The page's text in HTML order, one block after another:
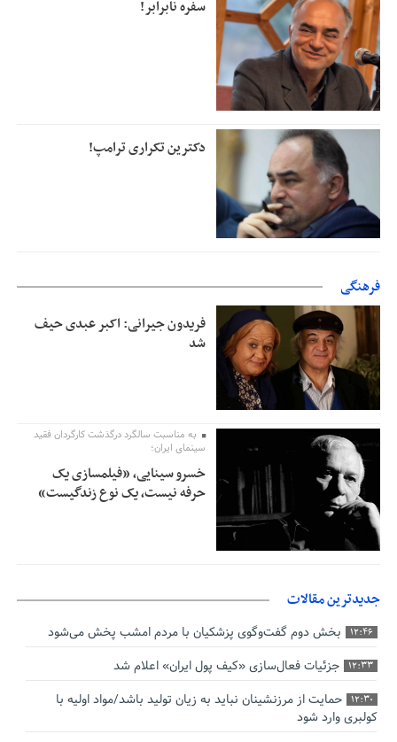
سفره نابرابر!
دکترین تکراری ترامپ!
فرهنگی
فریدون جیرانی: اکبر عبدی حیف
شد
به مناسبت سالگرد درگذشت کارگردان فقید
سینمای ایران؛
خسرو سینایی، «فیلمسازی یک
حرفه نیست، یک نوع زندگیست»
جدیدترین مقالات
12:46 بخش دوم گفت‌وگوی پزشکیان با مردم امشب پخش می‌شود
12:33 جزئیات فعال‌سازی «کیف پول ایران» اعلام شد
12:30
حمایت از مرزنشینان نباید به زیان تولید باشد/مواد اولیه با
کولبری وارد شود